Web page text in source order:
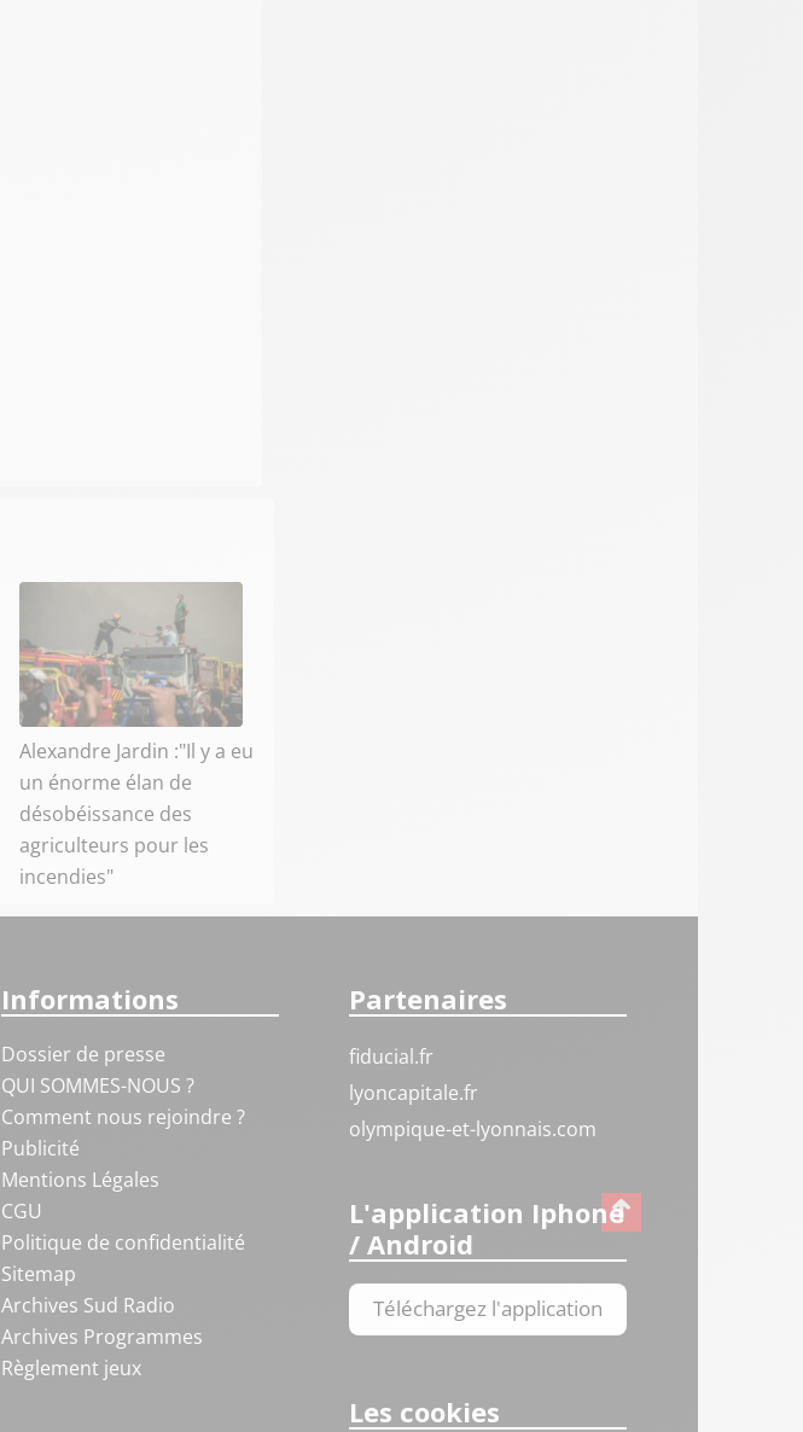
Alexandre Jardin :"Il y a eu
un énorme élan de
désobéissance des
agriculteurs pour les
incendies"
Informations
Dossier de presse
QUI SOMMES-NOUS ?
Comment nous rejoindre ?
Publicité
Mentions Légales
CGU
Politique de confidentialité
Sitemap
Archives Sud Radio
Archives Programmes
Règlement jeux
Partenaires
fiducial.fr
lyoncapitale.fr
olympique-et-lyonnais.com
L'application Iphone
/ Android
Téléchargez l'application
Les cookies